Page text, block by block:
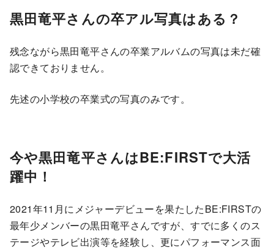
黒田竜平さんの卒アル写真はある？
残念ながら黒田竜平さんの卒業アルバムの写真は未だ確
認できておりません。
先述の小学校の卒業式の写真のみです。
今や黒田竜平さんはBE:FIRSTで大活
躍中！
2021年11月にメジャーデビューを果たしたBE:FIRSTの
最年少メンバーの黒田竜平さんですが、すでに多くのス
テージやテレビ出演等を経験し、更にパフォーマンス面